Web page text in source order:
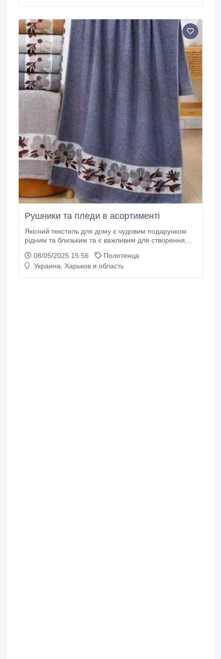
обличчя, банні різних кольорів; - пляжні рушники з
малюнками різних тематик; - якісні кухонні рушники;
- текстиль для дітей; - теплі та комфортні пледи.
Рушники та пледи в асортименті
Якісний текстиль для дому є чудовим подарунком
рідним та близьким та є важливим для створення
магазин «Полотенечки» пропонує великий
асортимент текстильних виробів для Вашого
08/05/2025 15:56
Полотенца
Украина, Харьков и область